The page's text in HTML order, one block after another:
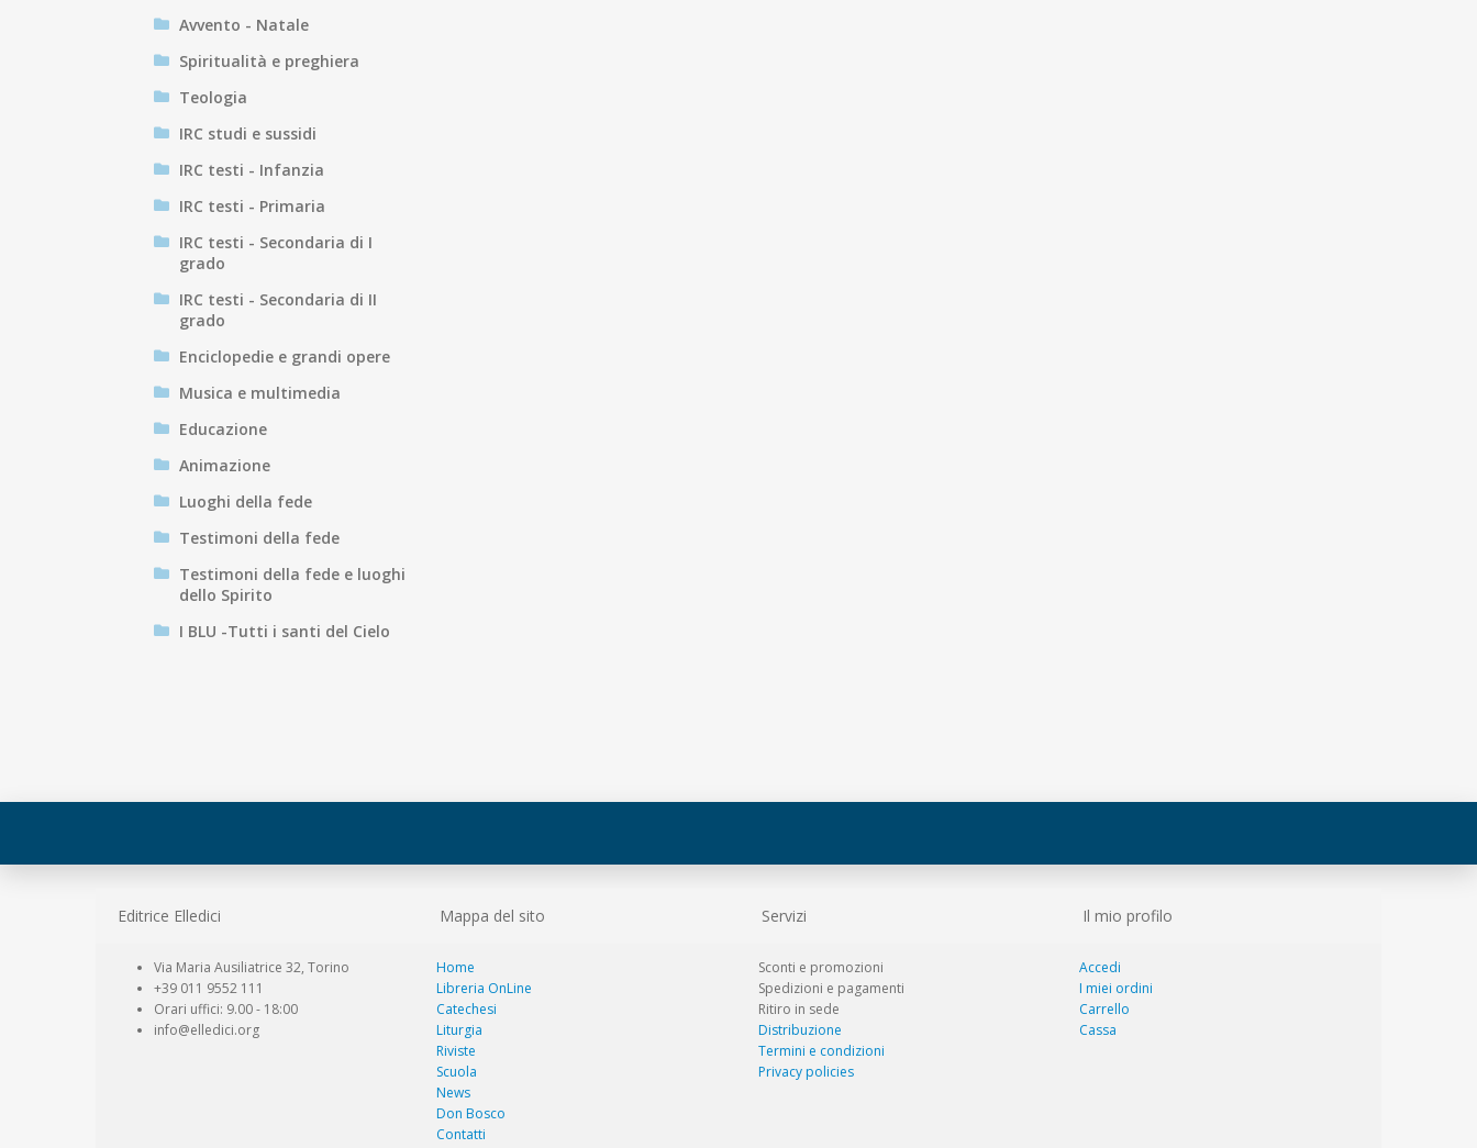
Avvento - Natale
Spiritualità e preghiera
Teologia
IRC studi e sussidi
IRC testi - Infanzia
IRC testi - Primaria
IRC testi - Secondaria di I
grado
IRC testi - Secondaria di II
grado
Enciclopedie e grandi opere
Musica e multimedia
Educazione
Animazione
Luoghi della fede
Testimoni della fede
Testimoni della fede e luoghi
dello Spirito
I BLU -Tutti i santi del Cielo
Editrice Elledici Mappa del sito Servizi Il mio profilo
Via Maria Ausiliatrice 32, Torino
+39 011 9552 111
Orari uffici: 9.00 - 18:00
info@elledici.org
Home
Libreria OnLine
Catechesi
Liturgia
Riviste
Scuola
News
Don Bosco
Contatti
Sconti e promozioni
Spedizioni e pagamenti
Ritiro in sede
Distribuzione
Termini e condizioni
Privacy policies
Accedi
I miei ordini
Carrello
Cassa